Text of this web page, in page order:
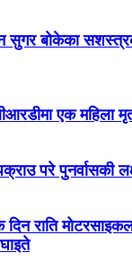
सुगर बोकेका
एक महिला
परे पुनर्वासकी
दिन राति